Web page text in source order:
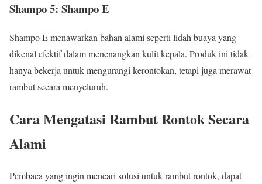
Shampo 5: Shampo E
Shampo E menawarkan bahan alami seperti lidah buaya yang
dikenal efektif dalam menenangkan kulit kepala. Produk ini tidak
hanya bekerja untuk mengurangi kerontokan, tetapi juga merawat
rambut secara menyeluruh.
Cara Mengatasi Rambut Rontok Secara
Alami
Pembaca yang ingin mencari solusi untuk rambut rontok, dapat